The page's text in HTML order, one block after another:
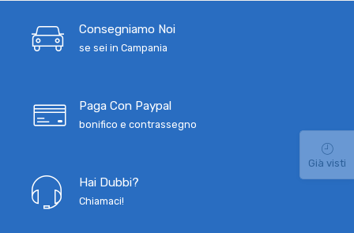
Consegniamo Noi
se sei in Campania
Paga Con Paypal
bonifico e contrassegno
Hai Dubbi?
Chiamaci!
Già visti